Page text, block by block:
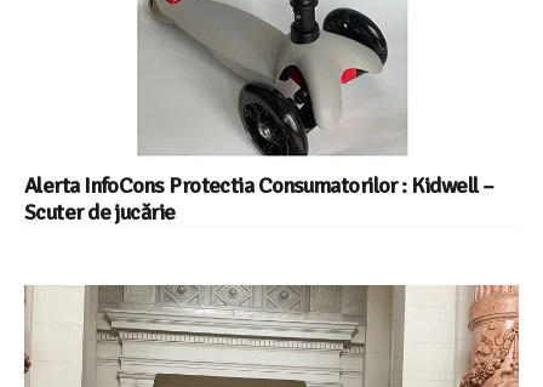
Alerta InfoCons Protectia Consumatorilor : Kidwell –
Scuter de jucărie